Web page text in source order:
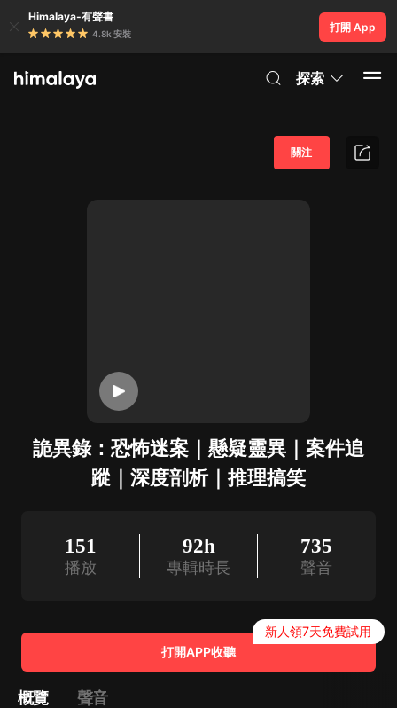
Himalaya-有聲書
4.8k 安裝
打開 App
探索
詭異錄：恐怖迷案｜懸疑靈異｜案件追
蹤｜深度剖析｜推理搞笑
關注
151
播放
92h
專輯時長
735
聲音
打開APP收聽
新人領7天免費試用
概覽 聲音